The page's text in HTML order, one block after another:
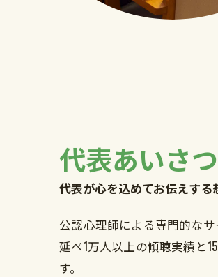
代表あいさつ
代表が心を込めてお伝えする
公認心理師による専門的なサ
延べ1万人以上の傾聴実績と
す。